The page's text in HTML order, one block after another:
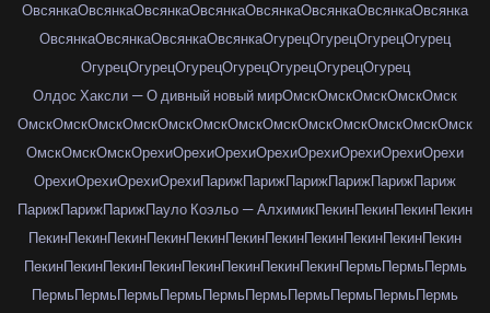
ОвсянкаОвсянкаОвсянкаОвсянкаОвсянкаОвсянкаОвсянкаОвсянка
ОвсянкаОвсянкаОвсянкаОвсянкаОгурецОгурецОгурецОгурец
ОгурецОгурецОгурецОгурецОгурецОгурецОгурец
Олдос Хаксли — О дивный новый мирОмскОмскОмскОмскОмск
ОмскОмскОмскОмскОмскОмскОмскОмскОмскОмскОмскОмскОмск
ОмскОмскОмскОрехиОрехиОрехиОрехиОрехиОрехиОрехиОрехи
ОрехиОрехиОрехиОрехиПарижПарижПарижПарижПарижПариж
ПарижПарижПарижПауло Коэльо — АлхимикПекинПекинПекинПекин
ПекинПекинПекинПекинПекинПекинПекинПекинПекинПекинПекин
ПекинПекинПекинПекинПекинПекинПекинПекинПермьПермьПермь
ПермьПермьПермьПермьПермьПермьПермьПермьПермьПермь